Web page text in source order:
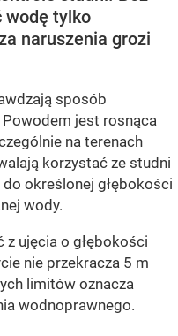
wodę tylko
naruszenia grozi
sposób
jest rosnąca
na terenach
korzystać ze studni
określonej głębokości
wody.
z ujęcia o głębokości
nie przekracza 5 m
limitów oznacza
wodnoprawnego.